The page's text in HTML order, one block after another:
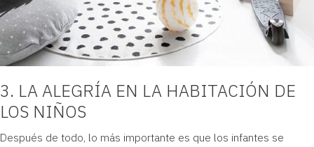
3. LA ALEGRÍA EN LA HABITACIÓN DE
LOS NIÑOS
Después de todo, lo más importante es que los infantes se